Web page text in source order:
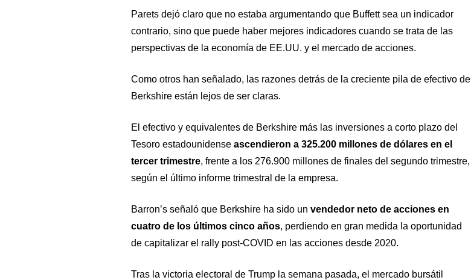
Parets dejó claro que no estaba argumentando que Buffett sea un indicador
contrario, sino que puede haber mejores indicadores cuando se trata de las
perspectivas de la economía de EE.UU. y el mercado de acciones.
Como otros han señalado, las razones detrás de la creciente pila de efectivo de
Berkshire están lejos de ser claras.
El efectivo y equivalentes de Berkshire más las inversiones a corto plazo del
Tesoro estadounidense ascendieron a 325.200 millones de dólares en el
tercer trimestre, frente a los 276.900 millones de finales del segundo trimestre,
según el último informe trimestral de la empresa.
Barron’s señaló que Berkshire ha sido un vendedor neto de acciones en
cuatro de los últimos cinco años, perdiendo en gran medida la oportunidad
de capitalizar el rally post-COVID en las acciones desde 2020.
Tras la victoria electoral de Trump la semana pasada, el mercado bursátil